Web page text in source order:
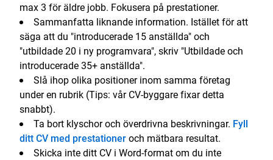
max 3 för äldre jobb. Fokusera på prestationer.
Sammanfatta liknande information. Istället för att
säga att du "introducerade 15 anställda" och
"utbildade 20 i ny programvara", skriv "Utbildade och
introducerade 35+ anställda".
Slå ihop olika positioner inom samma företag
under en rubrik (Tips: vår CV-byggare fixar detta
snabbt).
Ta bort klyschor och överdrivna beskrivningar. Fyll
ditt CV med prestationeroch mätbara resultat.
Skicka inte ditt CV i Word-format om du inte